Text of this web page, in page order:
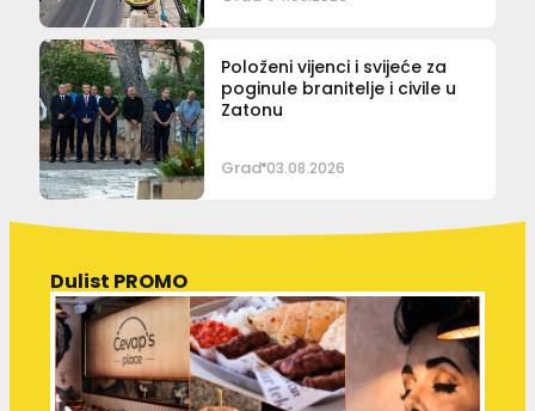
Položeni vijenci i svijeće za
poginule branitelje i civile u
Zatonu
Grad 03.08.2026
Dulist PROMO